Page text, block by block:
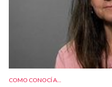
COMO CONOCÍ A...